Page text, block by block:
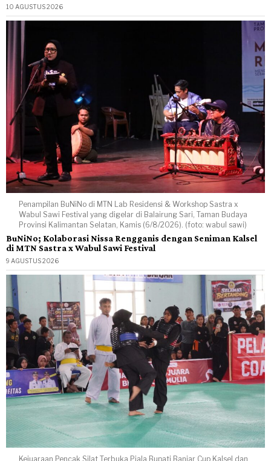
10 AGUSTUS 2026
Penampilan BuNiNo di MTN Lab Residensi & Workshop Sastra x
Wabul Sawi Festival yang digelar di Balairung Sari, Taman Budaya
Provinsi Kalimantan Selatan, Kamis (6/8/2026). (foto: wabul sawi)
BuNiNo; Kolaborasi Nissa Rengganis dengan Seniman Kalsel
di MTN Sastra x Wabul Sawi Festival
9 AGUSTUS 2026
Kejuaraan Pencak Silat Terbuka Piala Bupati Banjar Cup Kalsel dan